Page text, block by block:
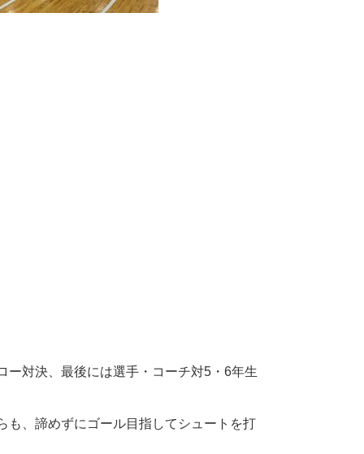
ー対決、最後には選手・コーチ対5・6年生
も、諦めずにゴール目指してシュートを打